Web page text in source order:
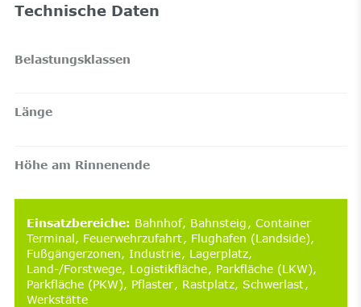
Technische Daten
Belastungsklassen
Länge
Höhe am Rinnenende
Einsatzbereiche: Bahnhof Bahnsteig Container
Terminal Feuerwehrzufahrt Flughafen (Landside)
Fußgängerzonen Industrie Lagerplatz
Land-/Forstwege Logistikfläche Parkfläche (LKW)
Parkfläche (PKW) Pflaster Rastplatz Schwerlast
Werkstätte